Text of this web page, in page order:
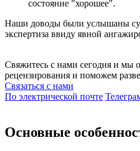
состояние "хорошее".
Наши доводы были услышаны
экспертиза ввиду явной
Свяжитесь с нами сегодня и мы
рецензирования и поможем
Связаться с нами
По электрической почте
Основные